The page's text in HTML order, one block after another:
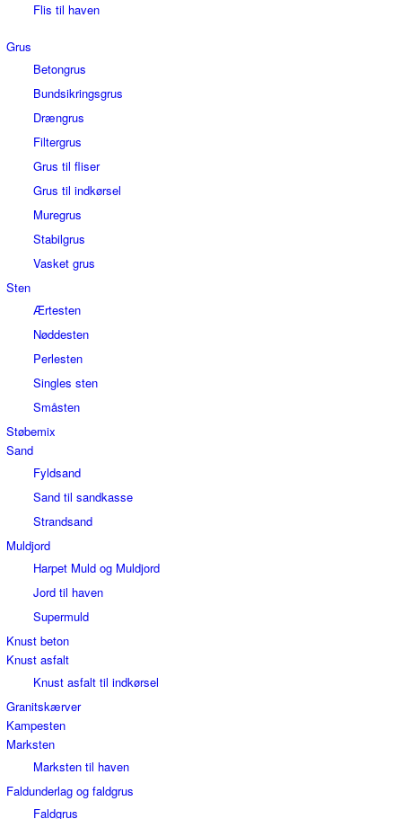
Flis til haven
Grus
Betongrus
Bundsikringsgrus
Drængrus
Filtergrus
Grus til fliser
Grus til indkørsel
Muregrus
Stabilgrus
Vasket grus
Sten
Ærtesten
Nøddesten
Perlesten
Singles sten
Småsten
Støbemix
Sand
Fyldsand
Sand til sandkasse
Strandsand
Muldjord
Harpet Muld og Muldjord
Jord til haven
Supermuld
Knust beton
Knust asfalt
Knust asfalt til indkørsel
Granitskærver
Kampesten
Marksten
Marksten til haven
Faldunderlag og faldgrus
Faldgrus